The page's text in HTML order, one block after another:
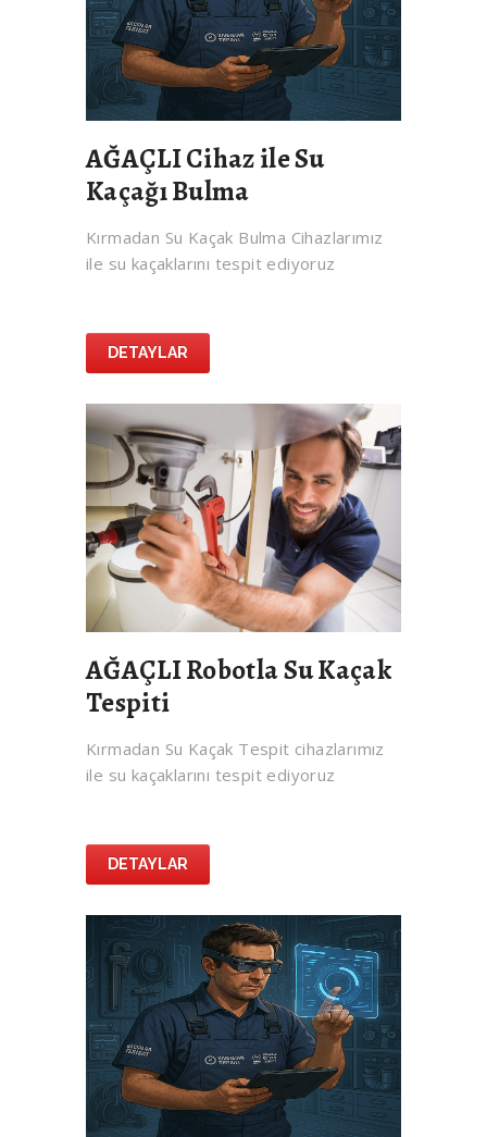
AĞAÇLI Cihaz ile Su
Kaçağı Bulma
Kırmadan Su Kaçak Bulma Cihazlarımız
ile su kaçaklarını tespit ediyoruz
DETAYLAR
AĞAÇLI Robotla Su Kaçak
Tespiti
Kırmadan Su Kaçak Tespit cihazlarımız
ile su kaçaklarını tespit ediyoruz
DETAYLAR